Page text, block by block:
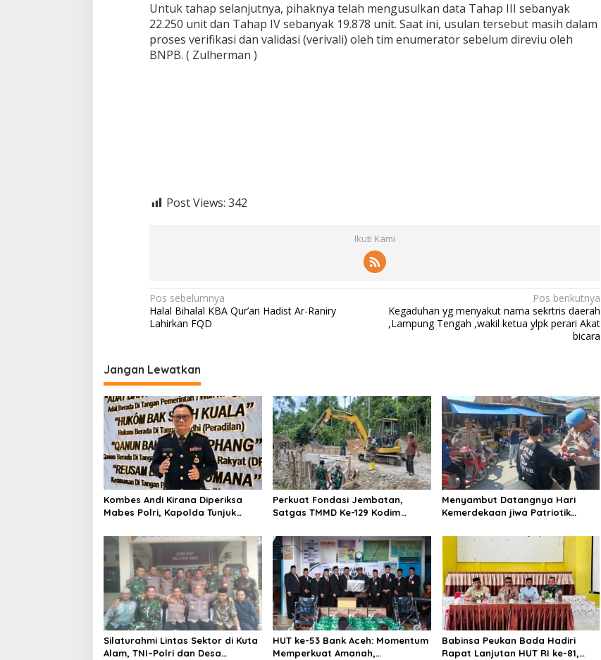
Untuk tahap selanjutnya, pihaknya telah mengusulkan data Tahap III sebanyak
22.250 unit dan Tahap IV sebanyak 19.878 unit. Saat ini, usulan tersebut masih dalam
proses verifikasi dan validasi (verivali) oleh tim enumerator sebelum direviu oleh
BNPB. ( Zulherman )
Post Views: 342
Ikuti Kami
N
a
i
g
a
s
i
p
o
s
Pos sebelumnya
Halal Bihalal KBA Qur’an Hadist Ar-Raniry
Lahirkan FQD
Pos berikutnya
Kegaduhan yg menyakut nama sekrtris daerah
,Lampung Tengah ,wakil ketua ylpk perari Akat
bicara
Jangan Lewatkan
Kombes Andi Kirana Diperiksa
Mabes Polri, Kapolda Tunjuk
Tugas Kapolresta Banda Aceh
Perkuat Fondasi Jembatan,
Satgas TMMD Ke-129 Kodim
Cerucuk Penahan Bantaran
Jalan
Menyambut Datangnya Hari
Kemerdekaan jiwa Patriotik
Silaturahmi Lintas Sektor di Kuta
Alam, TNI–Polri dan Desa
HUT ke-53 Bank Aceh: Momentum
Memperkuat Amanah,
Babinsa Peukan Bada Hadiri
Rapat Lanjutan HUT RI ke-81,